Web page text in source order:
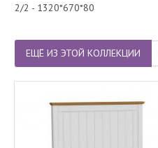
2/2 - 1320*670*80
ЕЩЁ ИЗ ЭТОЙ КОЛЛЕКЦИИ